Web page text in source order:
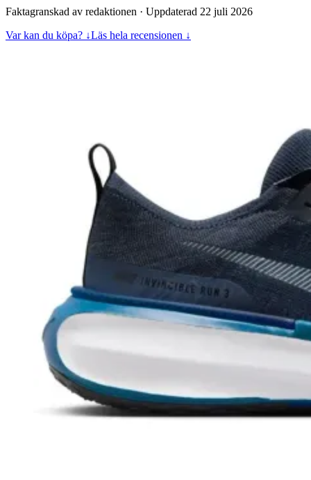
Faktagranskad av redaktionen · Uppdaterad 22 juli 2026
Var kan du köpa? ↓Läs hela recensionen ↓